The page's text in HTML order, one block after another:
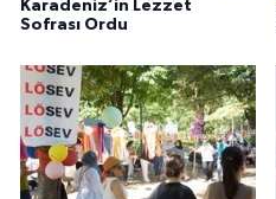
Karadeniz’in Lezzet
Sofrası Ordu